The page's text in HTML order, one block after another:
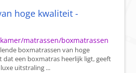
hoge kwaliteit -
matrassen/boxmatrassen
boxmatrassen van hoge
dat een boxmatras heerlijk ligt, geeft
uitstraling ...